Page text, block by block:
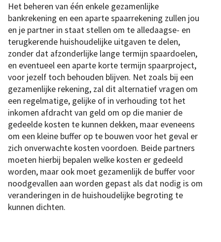
Het beheren van één enkele gezamenlijke
bankrekening en een aparte spaarrekening zullen jou
en je partner in staat stellen om te alledaagse- en
terugkerende huishoudelijke uitgaven te delen,
zonder dat afzonderlijke lange termijn spaardoelen,
en eventueel een aparte korte termijn spaarproject,
voor jezelf toch behouden blijven. Net zoals bij een
gezamenlijke rekening, zal dit alternatief vragen om
een regelmatige, gelijke of in verhouding tot het
inkomen afdracht van geld om op die manier de
gedeelde kosten te kunnen dekken, maar eveneens
om een kleine buffer op te bouwen voor het geval er
zich onverwachte kosten voordoen. Beide partners
moeten hierbij bepalen welke kosten er gedeeld
worden, maar ook moet gezamenlijk de buffer voor
noodgevallen aan worden gepast als dat nodig is om
veranderingen in de huishoudelijke begroting te
kunnen dichten.